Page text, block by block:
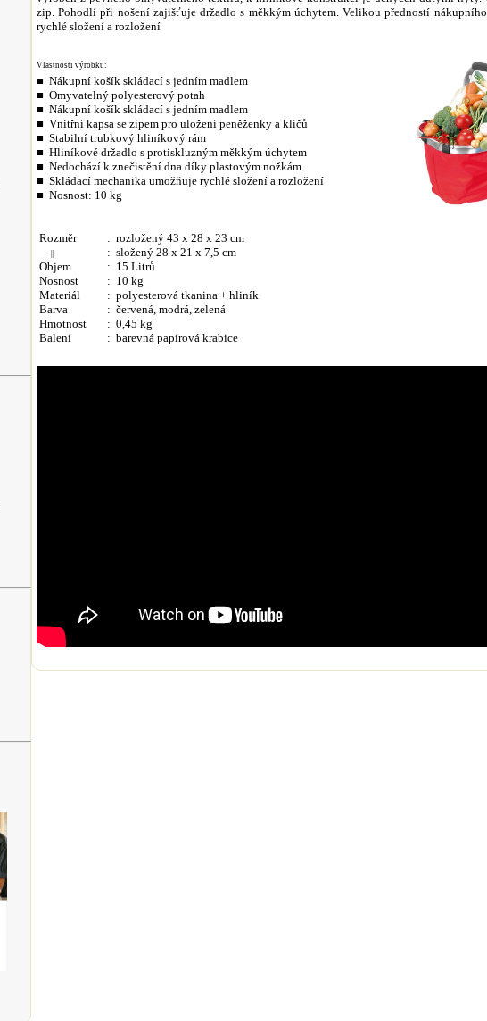
zip. Pohodlí při nošení zajišťuje držadlo s měkkým úchytem. Velikou předností
rychlé složení a rozložení
Vlastnosti výrobku:
■ Nákupní košík skládací s jedním madlem
■ Omyvatelný polyesterový potah
■ Nákupní košík skládací s jedním madlem
■ Vnitřní kapsa se zipem pro uložení peněženky a klíčů
■ Stabilní trubkový hliníkový rám
■ Hliníkové držadlo s protiskluzným měkkým úchytem
■ Nedochází k znečistění dna díky plastovým nožkám
■ Skládací mechanika umožňuje rychlé složení a rozložení
■ Nosnost: 10 kg
Rozměr
- -
Objem
Nosnost
Materiál
Barva
Hmotnost
Balení
: rozložený 43 x 28 x 23 cm
: složený 28 x 21 x 7,5 cm
: 15 Litrů
: 10 kg
: polyesterová tkanina + hliník
: červená, modrá, zelená
: 0,45 kg
: barevná papírová krabice